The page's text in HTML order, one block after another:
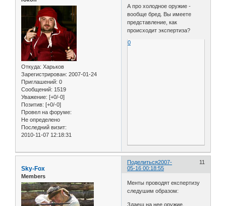
Откуда: Харьков
Зарегистрирован: 2007-01-24
Приглашений: 0
Сообщений: 1519
Уважение: [+0/-0]
Позитив: [+0/-0]
Провел на форуме:
Не определено
Последний визит:
2010-11-07 12:18:31
А про холодное оружие -
вообще бред. Вы имеете
представление, как
происходит экспертиза?
0
Поделиться 11
2007-
05-16 00:18:55
Sky-Fox
Members
Менты проводят експертизу
следушим образом:
Здаеш на нее оружие,